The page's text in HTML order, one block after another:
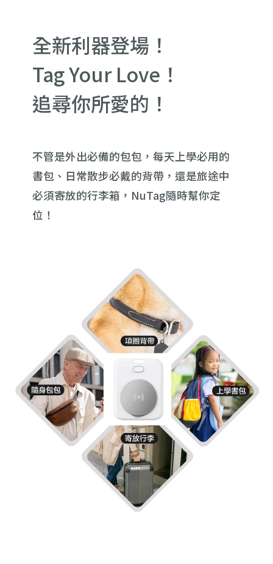
全新利器登場！
Tag Your Love！
追尋你所愛的！
不管是外出必備的包包，每天上學必用的
書包、日常散步必戴的背帶，還是旅途中
必須寄放的行李箱，NuTag隨時幫你定
位！